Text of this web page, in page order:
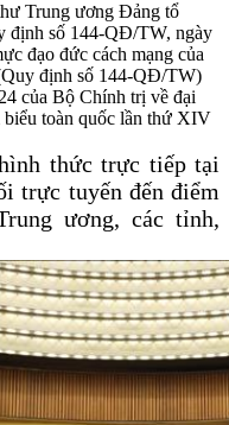
Trung ương Đảng tổ
định số 144-QĐ/TW, ngày
đạo đức cách mạng của
định số 144-QĐ/TW)
của Bộ Chính trị về đại
toàn quốc lần thứ XIV
thức trực tiếp tại
trực tuyến đến điểm
ương, các tỉnh,